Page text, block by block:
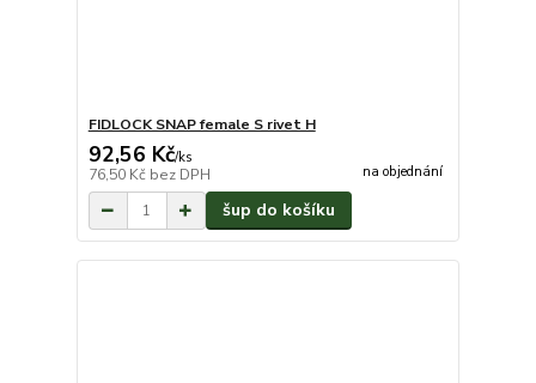
FIDLOCK SNAP female S rivet H
92,56 Kč/ks
76,50 Kč bez DPH na objednání
šup do košíku